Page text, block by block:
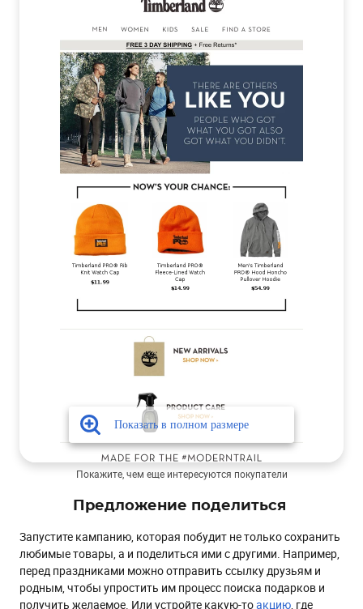
Покажите, чем еще интересуются покупатели
Предложение поделиться
Запустите кампанию, которая побудит не только сохранить
любимые товары, а и поделиться ими с другими. Например,
перед праздниками можно отправить ссылку друзьям и
родным, чтобы упростить им процесс поиска подарков и
получить желаемое. Или устройте какую-тоакцию, где